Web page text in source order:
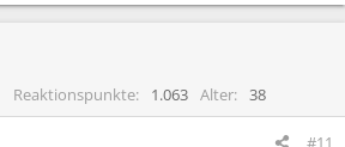
Reaktionspunkte 1.063 Alter 38
#11